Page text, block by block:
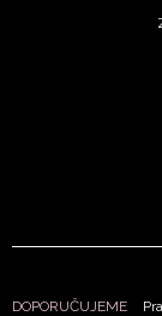
DOPORUČUJEME